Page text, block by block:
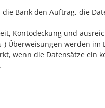
Bank den Auftrag, die
Kontodeckung und
Überweisungen werden im
wenn die Datensätze ein